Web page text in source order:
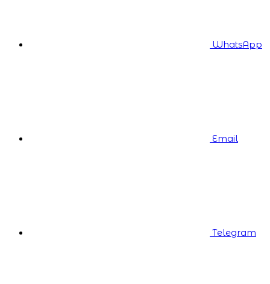
WhatsApp
Email
Telegram